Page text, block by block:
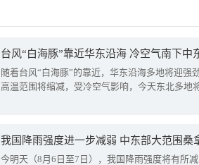
台风“白海豚”靠近华东沿海 冷空气南下中
随着台风“白海豚”的靠近，华东沿海多地将迎强
高温范围将缩减，受冷空气影响，今天东北多地
今明天（8月6日至7日），我国降雨强度将有所